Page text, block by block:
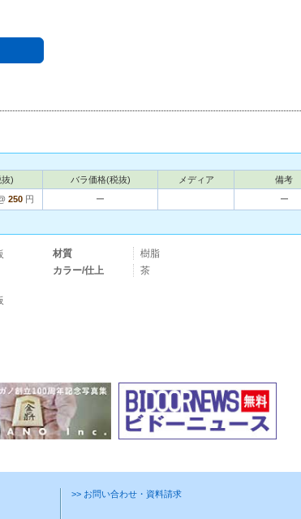
) バラ価格(税抜) メディア
備考
250 円 ー ー
材質
樹脂
カラー/仕上
茶
>> お問い合わせ・資料請求